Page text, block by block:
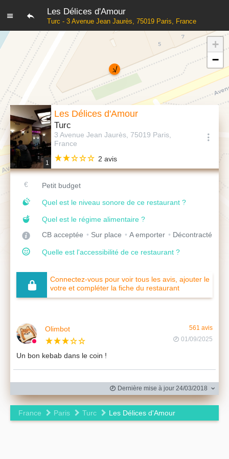
Les Délices d'Amour
Turc - 3 Avenue Jean Jaurès, 75019 Paris, France
1
Les Délices d'Amour
Turc
3 Avenue Jean Jaurès, 75019 Paris,
France
2 avis
Petit budget
Quel est le niveau sonore de ce restaurant ?
Quel est le régime alimentaire ?
CB acceptée
Sur place A emporter Décontracté
Quelle est l'accessibilité de ce restaurant ?
Connectez-vous pour voir tous les avis, ajouter le
votre et compléter la fiche du restaurant
Olimbot
561 avis
01/09/2025
Un bon kebab dans le coin !
Dernière mise à jour 24/03/2018
France Paris Turc Les Délices d'Amour
+
−